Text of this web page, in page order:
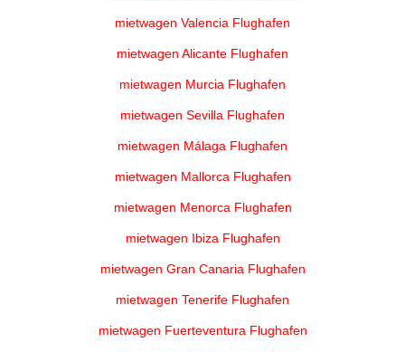
mietwagen Valencia Flughafen
mietwagen Alicante Flughafen
mietwagen Murcia Flughafen
mietwagen Sevilla Flughafen
mietwagen Málaga Flughafen
mietwagen Mallorca Flughafen
mietwagen Menorca Flughafen
mietwagen Ibiza Flughafen
mietwagen Gran Canaria Flughafen
mietwagen Tenerife Flughafen
mietwagen Fuerteventura Flughafen